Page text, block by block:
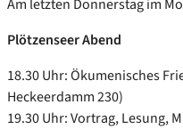
Am letzten Donnerstag im
Plötzenseer Abend
18.30 Uhr: Ökumenisches
Heckeerdamm 230)
19.30 Uhr: Vortrag, Lesung,